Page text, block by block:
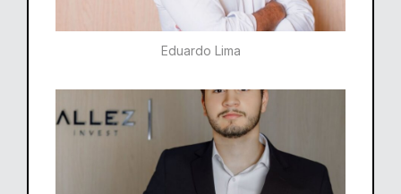
Eduardo Lima